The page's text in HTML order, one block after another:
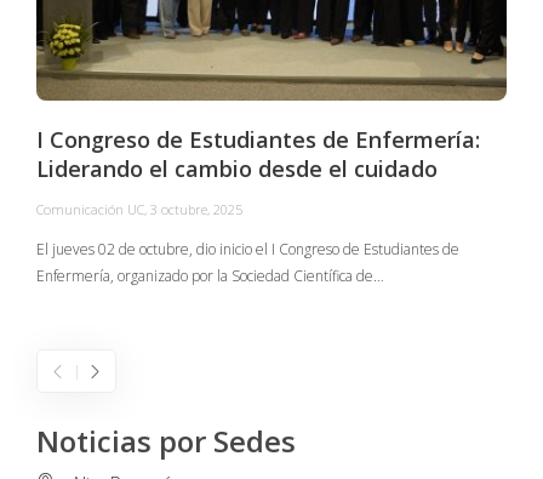
I Congreso de Estudiantes de Enfermería:
Liderando el cambio desde el cuidado
Comunicación UC, 3 octubre, 2025
El jueves 02 de octubre, dio inicio el I Congreso de Estudiantes de
Enfermería, organizado por la Sociedad Científica de…
Noticias por Sedes